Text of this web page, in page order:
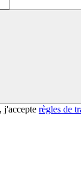
j'accepte règles de